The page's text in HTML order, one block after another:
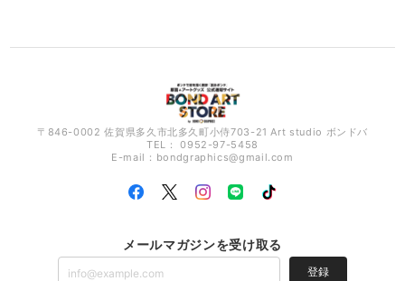
〒846-0002 佐賀県多久市北多久町小侍703-21 Art studio ボンドバ
TEL： 0952-97-5458
E-mail： bondgraphics@gmail.com
メールマガジンを受け取る
登録